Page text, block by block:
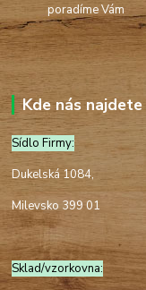
poradíme Vám
Kde nás najdete
Sídlo Firmy:
Dukelská 1084,
Milevsko 399 01
Sklad/vzorkovna: